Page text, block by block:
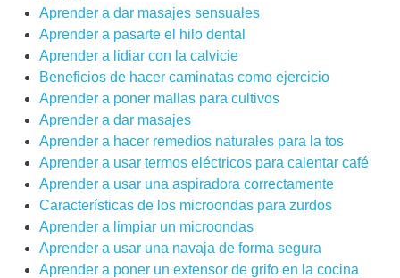
Aprender a dar masajes sensuales
Aprender a pasarte el hilo dental
Aprender a lidiar con la calvicie
Beneficios de hacer caminatas como ejercicio
Aprender a poner mallas para cultivos
Aprender a dar masajes
Aprender a hacer remedios naturales para la tos
Aprender a usar termos eléctricos para calentar café
Aprender a usar una aspiradora correctamente
Características de los microondas para zurdos
Aprender a limpiar un microondas
Aprender a usar una navaja de forma segura
Aprender a poner un extensor de grifo en la cocina